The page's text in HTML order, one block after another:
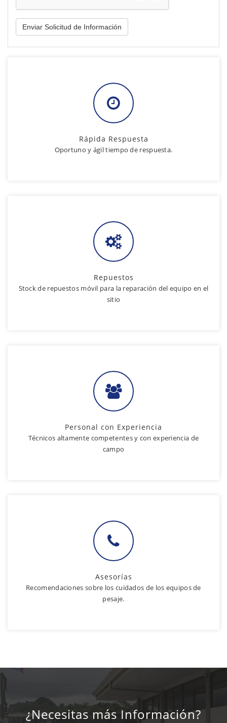
Rápida Respuesta
Oportuno y ágil tiempo de respuesta.
Repuestos
Stock de repuestos móvil para la reparación del equipo en el
sitio
Personal con Experiencia
Técnicos altamente competentes y con experiencia de
campo
Asesorías
Recomendaciones sobre los cuidados de los equipos de
pesaje.
¿Necesitas más Información?